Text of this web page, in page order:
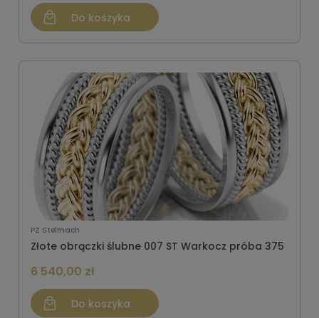
Do koszyka
PZ Stelmach
Złote obrączki ślubne 007 ST Warkocz próba 375
6 540,00 zł
Do koszyka